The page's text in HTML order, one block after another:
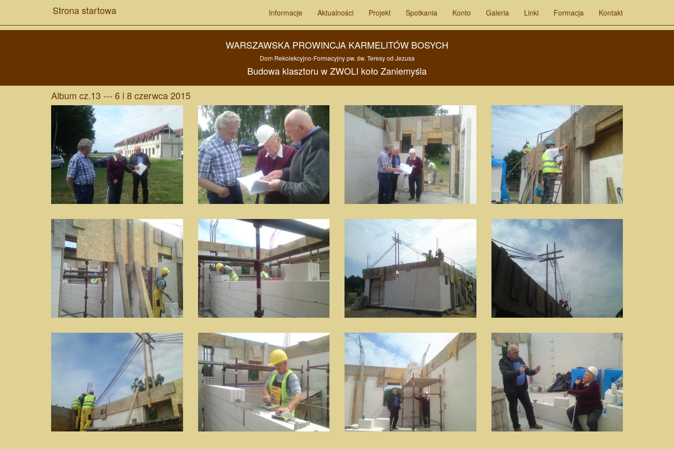
Strona startowa Informacje Aktualności Projekt Spotkania Konto Galeria Linki Formacja Kontakt
WARSZAWSKA PROWINCJA KARMELITÓW BOSYCH
Dom Rekolekcyjno-Formacyjny pw. św. Teresy od Jezusa
Budowa klasztoru wZWOLI kołoZaniemyśla
Album cz.13 --- 6 i 8 czerwca 2015